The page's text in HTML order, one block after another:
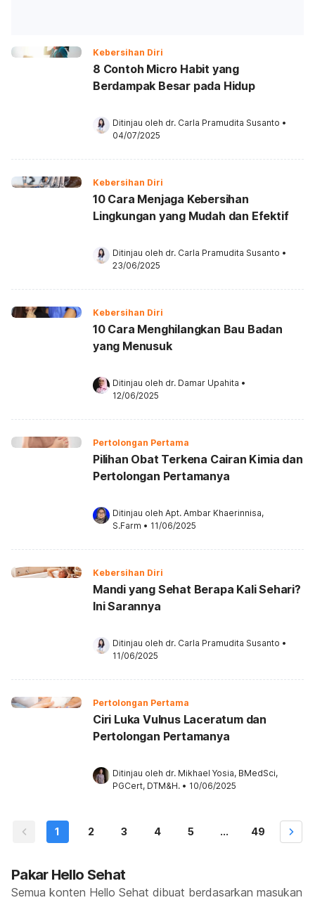
Kebersihan Diri
8 Contoh Micro Habit yang
Berdampak Besar pada Hidup
Ditinjau oleh dr. Carla Pramudita Susanto •
04/07/2025
Kebersihan Diri
10 Cara Menjaga Kebersihan
Lingkungan yang Mudah dan Efektif
Ditinjau oleh dr. Carla Pramudita Susanto •
23/06/2025
Kebersihan Diri
10 Cara Menghilangkan Bau Badan
yang Menusuk
Ditinjau oleh dr. Damar Upahita •
12/06/2025
Pertolongan Pertama
Pilihan Obat Terkena Cairan Kimia dan
Pertolongan Pertamanya
Ditinjau oleh Apt. Ambar Khaerinnisa,
S.Farm • 11/06/2025
Kebersihan Diri
Mandi yang Sehat Berapa Kali Sehari?
Ini Sarannya
Ditinjau oleh dr. Carla Pramudita Susanto •
11/06/2025
Pertolongan Pertama
Ciri Luka Vulnus Laceratum dan
Pertolongan Pertamanya
Ditinjau oleh dr. Mikhael Yosia, BMedSci,
PGCert, DTM&H. • 10/06/2025
1 2 3 4 5 ... 49
Pakar Hello Sehat
Semua konten Hello Sehat dibuat berdasarkan masukan